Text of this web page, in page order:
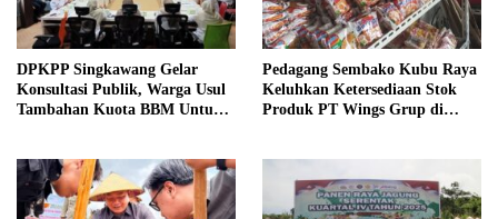
DPKPP Singkawang Gelar
Konsultasi Publik, Warga Usul
Tambahan Kuota BBM Untuk
Pedagang Sembako Kubu Raya
Keluhkan Ketersediaan Stok
Produk PT Wings Grup di